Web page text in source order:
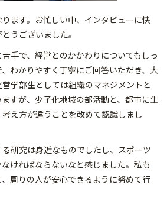
ます。お忙しい中、インタビューに快
うございました。
手で、経営とのかかわりについてもしっ
わかりやすく丁寧にご回答いただき、大
学部生としては組織のマネジメントと
すが、少子化地域の部活動と、都市に生
え方が違うことを改めて認識しまし
研究は身近なものでしたし、スポーツ
ければならないなと感じました。私も
周りの人が安心できるように努めて行